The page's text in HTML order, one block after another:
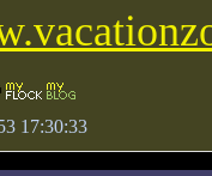
17:30:33